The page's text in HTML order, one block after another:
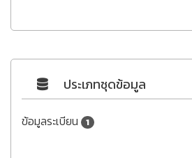
ประเภทชุดข้อมูล
ข้อมูลระเบียน 1